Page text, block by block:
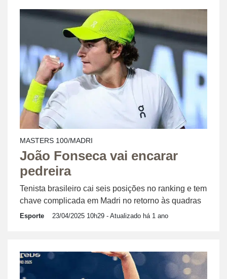
MASTERS 100/MADRI
João Fonseca vai encarar
pedreira
Tenista brasileiro cai seis posições no ranking e tem
chave complicada em Madri no retorno às quadras
Esporte 23/04/2025 10h29 - Atualizado há 1 ano